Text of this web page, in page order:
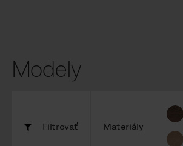
Modely
Filtrovať Materiály